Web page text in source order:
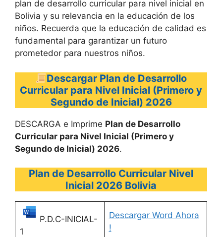
plan de desarrollo curricular para nivel inicial en
Bolivia y su relevancia en la educación de los
niños. Recuerda que la educación de calidad es
fundamental para garantizar un futuro
prometedor para nuestros niños.
Descargar Plan de Desarrollo
Curricular para Nivel Inicial (Primero y
Segundo de Inicial) 2026
DESCARGA e Imprime Plan de Desarrollo
Curricular para Nivel Inicial (Primero y
Segundo de Inicial) 2026.
Plan de Desarrollo Curricular Nivel
Inicial 2026 Bolivia
P.D.C-INICIAL-
1
Descargar Word Ahora
!